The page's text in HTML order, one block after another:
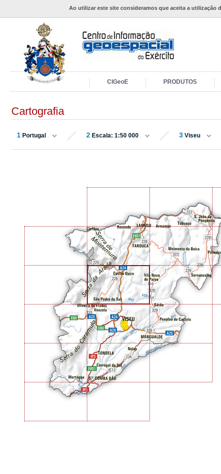
Ao utilizar este site consideramos que aceita a utilização
CIGeoE PRODUTOS
Cartografia
1 Portugal 2 Escala: 1:50 000 3 Viseu